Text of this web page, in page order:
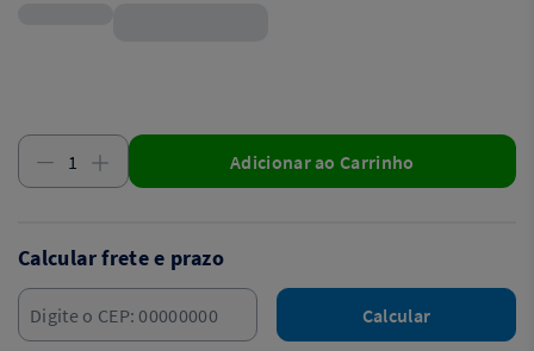
Adicionar ao Carrinho
Calcular frete e prazo
Calcular